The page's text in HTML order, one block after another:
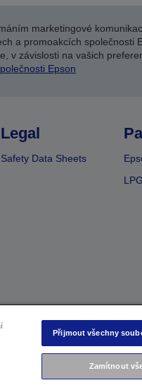
marketingové
a promoakcích společnosti
v závislosti na vašich
Epson
Legal
Safety Data Sheets
Prohlášení o
Přijmout všechny
Zamítnout